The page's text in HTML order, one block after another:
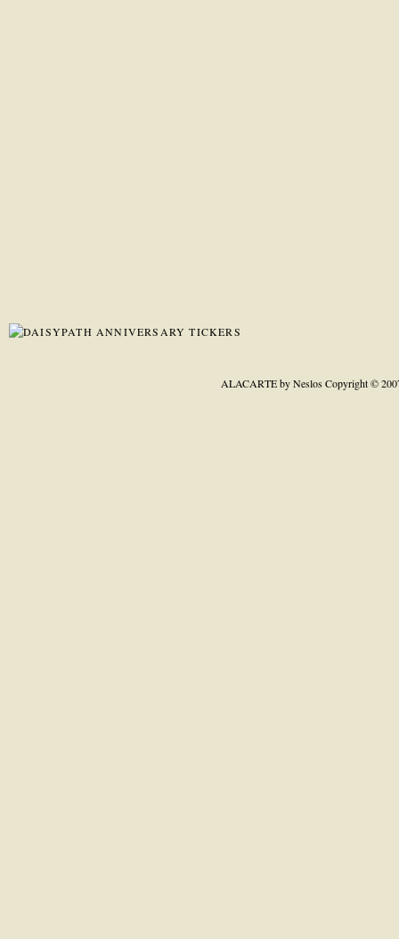
ALACARTE by NeslosCopyright ©